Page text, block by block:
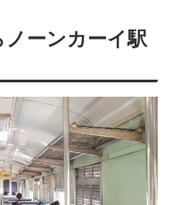
ノーンカーイ駅